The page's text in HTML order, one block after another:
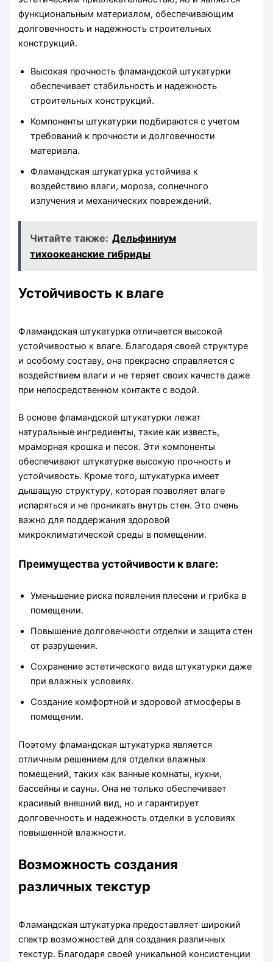
функциональным материалом, обеспечивающим
долговечность и надежность строительных
конструкций.
Высокая прочность фламандской штукатурки
обеспечивает стабильность и надежность
строительных конструкций.
Компоненты штукатурки подбираются с учетом
требований к прочности и долговечности
материала.
Фламандская штукатурка устойчива к
воздействию влаги, мороза, солнечного
излучения и механических повреждений.
Читайте также: Дельфиниум
тихоокеанские гибриды
Устойчивость к влаге
Фламандская штукатурка отличается высокой
устойчивостью к влаге. Благодаря своей структуре
и особому составу, она прекрасно справляется с
воздействием влаги и не теряет своих качеств даже
при непосредственном контакте с водой.
В основе фламандской штукатурки лежат
натуральные ингредиенты, такие как известь,
мраморная крошка и песок. Эти компоненты
обеспечивают штукатурке высокую прочность и
устойчивость. Кроме того, штукатурка имеет
дышащую структуру, которая позволяет влаге
испаряться и не проникать внутрь стен. Это очень
важно для поддержания здоровой
микроклиматической среды в помещении.
Преимущества устойчивости к влаге:
Уменьшение риска появления плесени и грибка в
помещении.
Повышение долговечности отделки и защита стен
от разрушения.
Сохранение эстетического вида штукатурки даже
при влажных условиях.
Создание комфортной и здоровой атмосферы в
помещении.
Поэтому фламандская штукатурка является
отличным решением для отделки влажных
помещений, таких как ванные комнаты, кухни,
бассейны и сауны. Она не только обеспечивает
красивый внешний вид, но и гарантирует
долговечность и надежность отделки в условиях
повышенной влажности.
Возможность создания
различных текстур
Фламандская штукатурка предоставляет широкий
спектр возможностей для создания различных
текстур. Благодаря своей уникальной консистенции